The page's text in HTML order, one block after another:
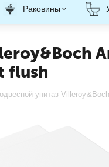
Раковины
flush